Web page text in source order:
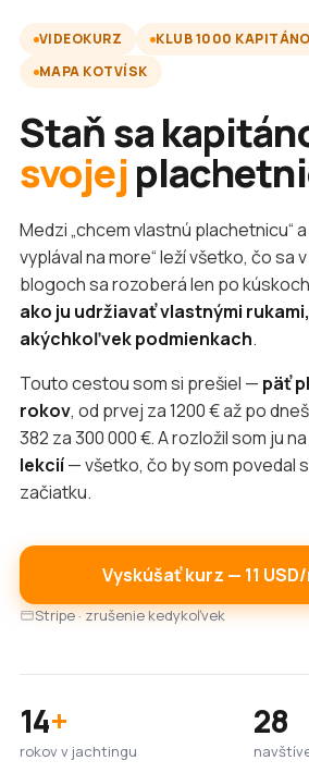
VIDEOKURZ
KLUB 1000
MAPA KOTVÍSK
Staň sa
svojej
Medzi „chcem vlastnú plachetnicu“
vyplával na more“ leží všetko, čo sa
blogoch sa rozoberá len po
ako ju udržiavať vlastnými
akýchkoľvek podmienkach.
Touto cestou som si prešiel — päť
rokov, od prvej za 1200 € až po
382 za 300 000 €. A rozložil som ju na
lekcií— všetko, čo by som povedal
začiatku.
Vyskúšať kurz — 11
Stripe · zrušenie kedykoľvek
14+
rokov v jachtingu
28